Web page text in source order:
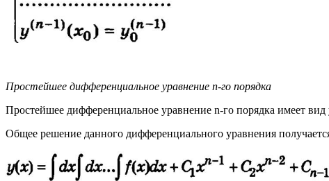
Простейшее дифференциальное уравнение n-го порядка
Простейшее дифференциальное уравнение n-го порядка имеет вид
Общее решение данного дифференциального уравнения